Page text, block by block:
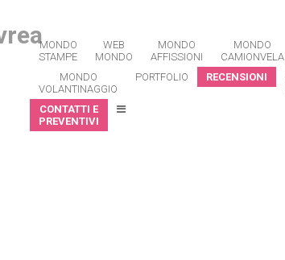
MONDO
STAMPE
WEB
MONDO
MONDO
AFFISSIONI
MONDO
CAMIONVELA
MONDO
VOLANTINAGGIO
PORTFOLIO RECENSIONI
CONTATTI E
PREVENTIVI